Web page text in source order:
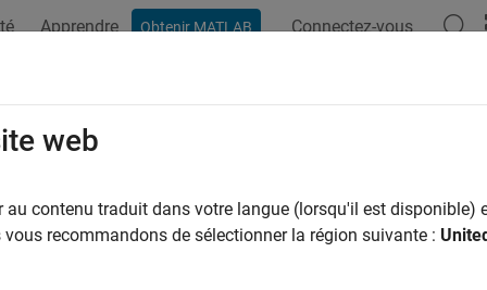
Apprendre Obtenir MATLAB Connectez-vous
Folder Names with
space character appears the file path, theSimulink®Real-
web
au contenu traduit dans votre langue (lorsqu'il est disponible)
vous recommandons de sélectionner la région suivante :